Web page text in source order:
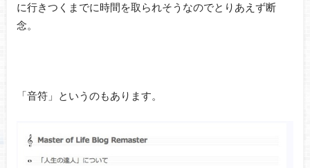
に行きつくまでに時間を取られそうなのでとりあえず断
念。
「音符」というのもあります。